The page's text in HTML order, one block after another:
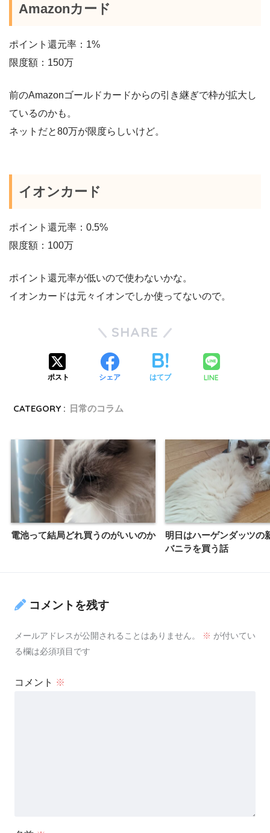
Amazonカード
ポイント還元率：1%
限度額：150万
前のAmazonゴールドカードからの引き継ぎで枠が拡大し
ているのかも。
ネットだと80万が限度らしいけど。
イオンカード
ポイント還元率：0.5%
限度額：100万
ポイント還元率が低いので使わないかな。
イオンカードは元々イオンでしか使ってないので。
SHARE
ポスト シェア はてブ LINE
CATEGORY : 日常のコラム
電池って結局どれ買うのがいいのか
明日はハーゲンダッツの
バニラを買う話
コメントを残す
メールアドレスが公開されることはありません。 ※ が付いてい
る欄は必須項目です
コメント ※